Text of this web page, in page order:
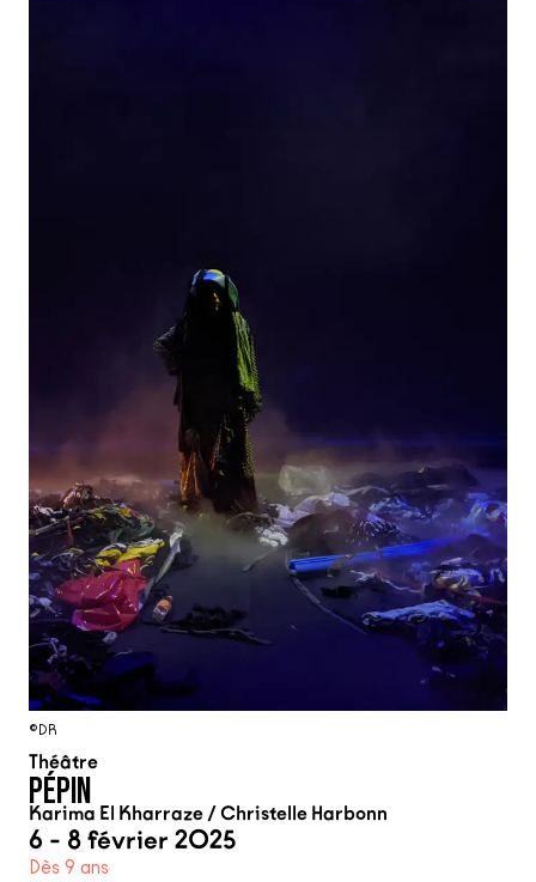
©DR
Théâtre
PÉPIN
Karima El Kharraze / Christelle Harbonn
6 - 8 février 2025
Dès 9 ans